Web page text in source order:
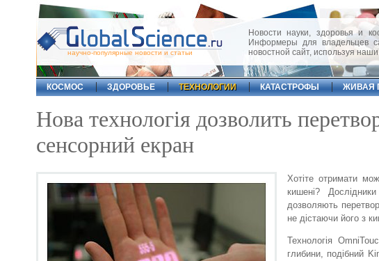
научно-популярные новости и статьи
Новости науки, здоровья и
Информеры для владельцев
новостной сайт, используя
КОСМОС
ЗДОРОВЬЕ ТЕХНОЛОГИИ КАТАСТРОФЫ ЖИВАЯ
Нова технологія дозволить
сенсорний екран
Хотіте отримати
кишені?
дозволяють
не дістаючи його з
Технологія
глибини, подібний